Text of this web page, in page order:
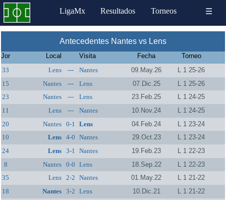
LigaMx Resultados Torneos ☰
Antecedentes Nantes vs Lens
Jor Local Visita Fecha
Torneo
33
Lens --- Nantes 09.May.26
L 1 25-26
15
Nantes --- Lens 07.Dic.25
L 1 25-26
23
Nantes --- Lens 23.Feb.25
L 1 24-25
11
Lens --- Nantes 10.Nov.24
L 1 24-25
20
Nantes 0-1 Lens 04.Feb.24
L 1 23-24
10
Lens 4-0 Nantes 29.Oct.23
L 1 23-24
24
Lens 3-1 Nantes 19.Feb.23
L 1 22-23
8
Nantes 0-0 Lens 18.Sep.22
L 1 22-23
35
Lens 2-2 Nantes 01.May.22
L 1 21-22
18
Nantes 3-2 Lens 10.Dic.21
L 1 21-22